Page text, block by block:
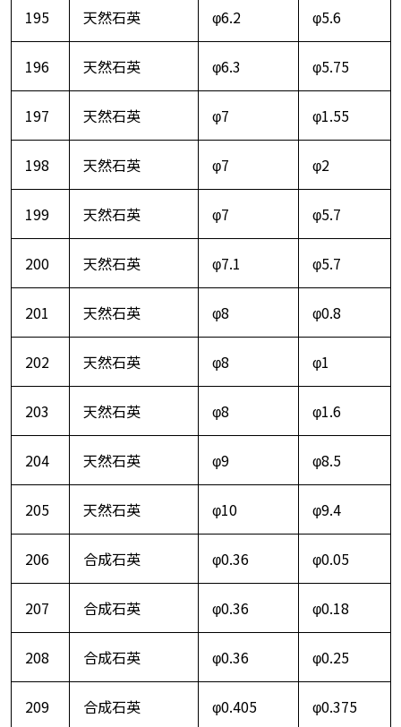
195 天然石英 φ6.2 φ5.6
196 天然石英 φ6.3 φ5.75
197 天然石英 φ7 φ1.55
198 天然石英 φ7 φ2
199 天然石英 φ7 φ5.7
200 天然石英 φ7.1 φ5.7
201 天然石英 φ8 φ0.8
202 天然石英 φ8 φ1
203 天然石英 φ8 φ1.6
204 天然石英 φ9 φ8.5
205 天然石英 φ10 φ9.4
206 合成石英 φ0.36 φ0.05
207 合成石英 φ0.36 φ0.18
208 合成石英 φ0.36 φ0.25
209 合成石英 φ0.405 φ0.375